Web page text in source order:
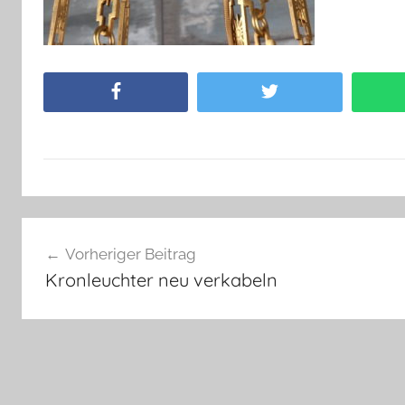
Twitter
Vorheriger Beitrag
Kronleuchter neu verkabeln